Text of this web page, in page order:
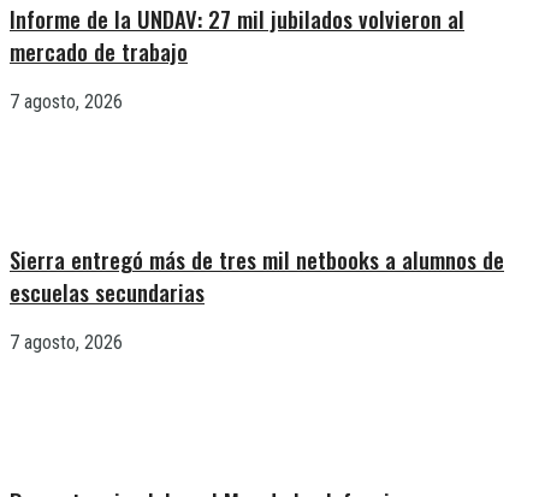
Informe de la UNDAV: 27 mil jubilados volvieron al
mercado de trabajo
7 agosto, 2026
Sierra entregó más de tres mil netbooks a alumnos de
escuelas secundarias
7 agosto, 2026